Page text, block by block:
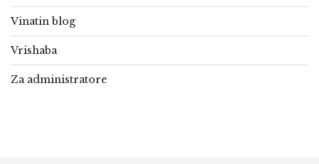
Vinatin blog
Vrishaba
Za administratore